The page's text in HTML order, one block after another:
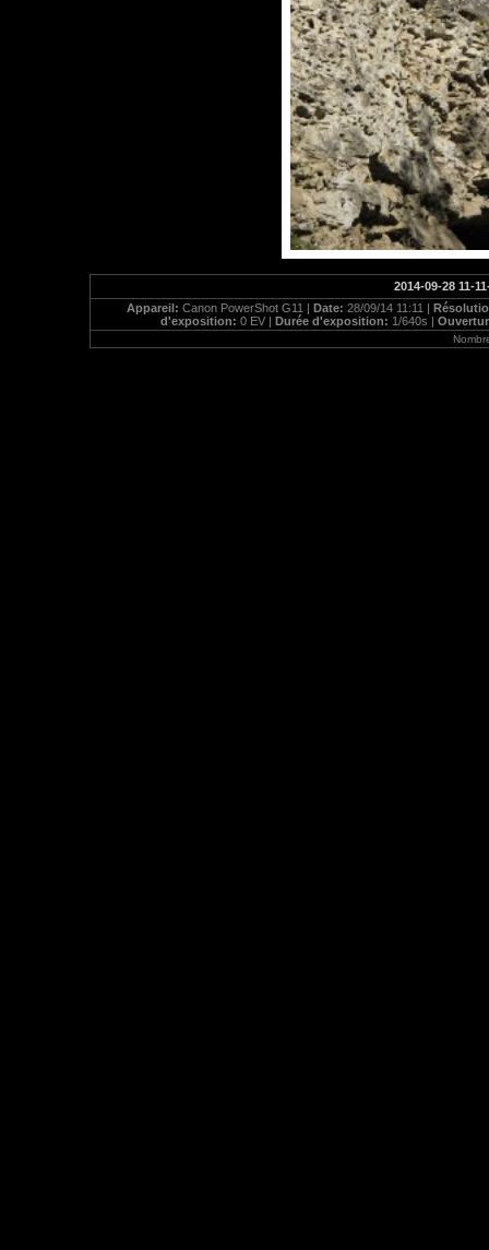
2014-09-28 11-
Appareil: Canon PowerShot G11 | Date: 28/09/14 11:11 |
d'exposition: 0 EV | Durée d'exposition: 1/640s |